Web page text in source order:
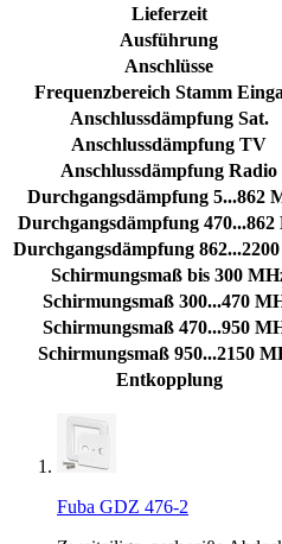
Lieferzeit
Ausführung
Anschlüsse
Frequenzbereich Stamm
Anschlussdämpfung Sat.
Anschlussdämpfung TV
Anschlussdämpfung Radio
Durchgangsdämpfung 5...862
Durchgangsdämpfung 470...862
Durchgangsdämpfung
Schirmungsmaß bis 300
Schirmungsmaß 300...470
Schirmungsmaß 470...950
Schirmungsmaß 950...2150
Entkopplung
Fuba GDZ 476-2